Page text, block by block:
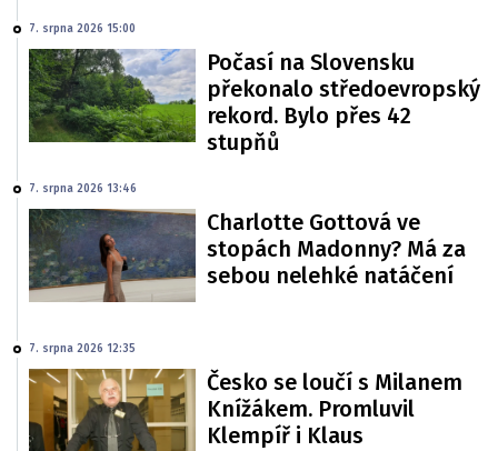
7. srpna 2026 15:00
Počasí na Slovensku
překonalo středoevropský
rekord. Bylo přes 42
stupňů
7. srpna 2026 13:46
Charlotte Gottová ve
stopách Madonny? Má za
sebou nelehké natáčení
7. srpna 2026 12:35
Česko se loučí s Milanem
Knížákem. Promluvil
Klempíř i Klaus